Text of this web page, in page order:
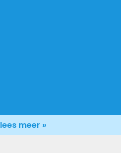
lees meer »